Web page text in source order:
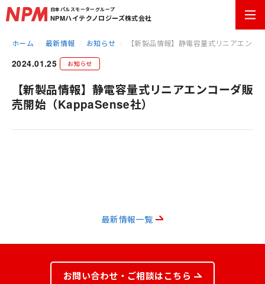
日本パルスモーターグループ
NPMハイテクノロジーズ株式会社
ホーム 最新情報 お知らせ 【新製品情報】静電容量式リニアエン
2024.01.25 お知らせ
【新製品情報】静電容量式リニアエンコーダ販
売開始（KappaSense社）
最新情報一覧
お問い合わせ・ご相談はこちら